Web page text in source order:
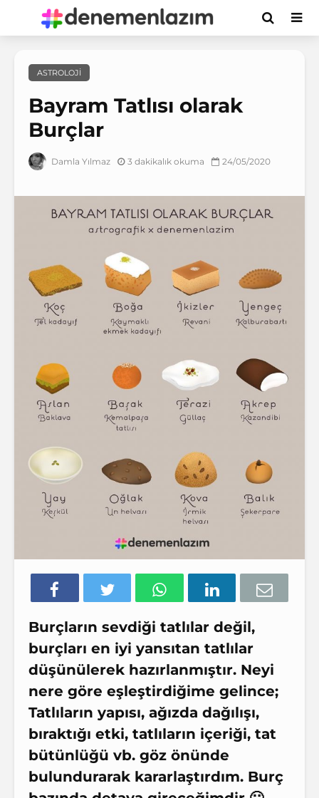
ASTROLOJI
Bayram Tatlısı olarak
Burçlar
Damla Yılmaz 3 dakikalık okuma 24/05/2020
Burçların sevdiği tatlılar değil,
burçları en iyi yansıtan tatlılar
düşünülerek hazırlanmıştır. Neyi
nere göre eşleştirdiğime gelince;
Tatlıların yapısı, ağızda dağılışı,
bıraktığı etki, tatlıların içeriği, tat
bütünlüğü vb. göz önünde
bulundurarak kararlaştırdım. Burç